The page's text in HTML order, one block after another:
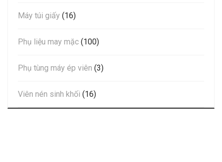
Máy túi giấy (16)
Phụ liệu may mặc (100)
Phụ tùng máy ép viên (3)
Viên nén sinh khối (16)